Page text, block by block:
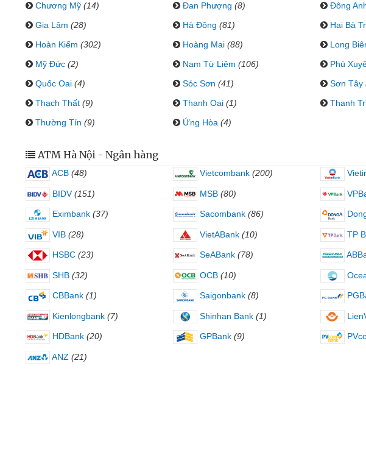
Chương Mỹ (14) Đan Phượng (8) Đông
Gia Lâm (28) Hà Đông (81) Hai Bà
Hoàn Kiếm (302) Hoàng Mai (88) Long
Mỹ Đức (2) Nam Từ Liêm (106) Phú
Quốc Oai (4) Sóc Sơn (41) Sơn Tây
Thạch Thất (9) Thanh Oai (1) Thanh
Thường Tín (9) Ứng Hòa (4)
ATM Hà Nội - Ngân hàng
ACB (48) Vietcombank (200)
BIDV (151) MSB (80)
Eximbank (37) Sacombank (86)
VIB (28) VietABank (10) TP
HSBC (23) SeABank (78)
SHB (32) OCB (10)
CBBank (1) Saigonbank (8)
Kienlongbank (7) Shinhan Bank (1)
HDBank (20) GPBank (9)
ANZ (21)